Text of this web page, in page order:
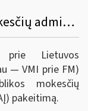
Apie Lietuvos Respublikos mokesčių administravimo įstatymo 14 ir 87 straipsnių pakeitimą
prie Lietuvos
— VMI prie FM)
mokesčių
pakeitimą.